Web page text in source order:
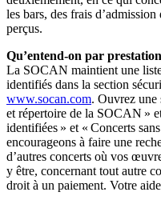
les bars, des frais
perçus.
Qu’entend-on par
La SOCAN maintient une
identifiés dans la section
www.socan.com. Ouvrez une
et répertoire de la SOCAN »
identifiées » et « Concerts
encourageons à faire une
d’autres concerts où vos
y être, concernant tout autre
droit à un paiement. Votre